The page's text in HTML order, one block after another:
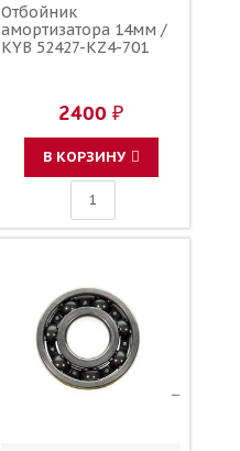
Отбойник
амортизатора 14мм /
KYB 52427-KZ4-701
2400 ₽
В КОРЗИНУ